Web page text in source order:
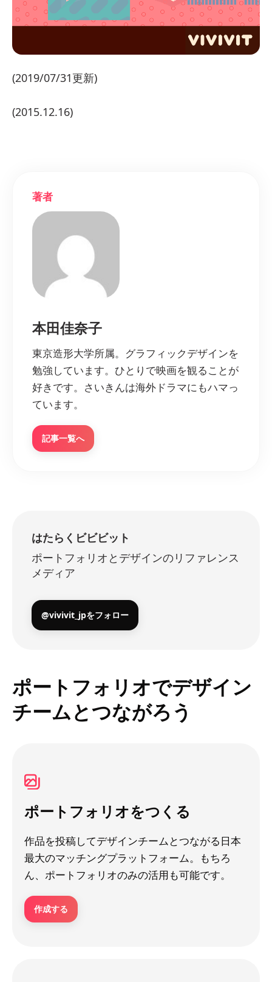
(2019/07/31更新)
(2015.12.16)
著者
本田佳奈子
東京造形大学所属。グラフィックデザインを
勉強しています。ひとりで映画を観ることが
好きです。さいきんは海外ドラマにもハマっ
ています。
記事一覧へ
はたらくビビビット
ポートフォリオとデザインのリファレンス
メディア
@vivivit_jpをフォロー
ポートフォリオでデザイン
チームとつながろう
ポートフォリオをつくる
作品を投稿してデザインチームとつながる日本
最大のマッチングプラットフォーム。もちろ
ん、ポートフォリオのみの活用も可能です。
作成する